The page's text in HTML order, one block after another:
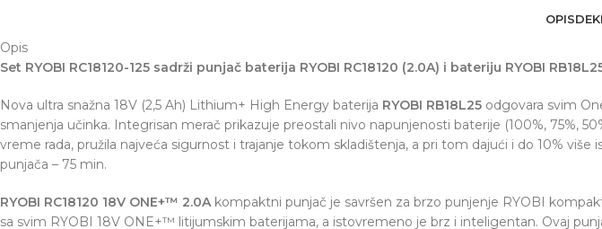
OPIS
Opis
Set RYOBI RC18120-125 sadrži punjač baterija RYOBI RC18120 (2.0A) i bateriju RYOBI
Nova ultra snažna 18V (2,5 Ah) Lithium+ High Energy baterija RYOBI RB18L25 odgovara svim
smanjenja učinka. Integrisan merač prikazuje preostali nivo napunjenosti baterije (100%, 75%,
vreme rada, pružila najveća sigurnost i trajanje tokom skladištenja, a pri tom dajući i do 10%
punjača – 75 min.
RYOBI RC18120 18V ONE+™ 2.0Akompaktni punjač je savršen za brzo punjenje RYOBI
sa svim RYOBI 18V ONE+™ litijumskim baterijama, a istovremeno je brz i inteligentan. Ovaj